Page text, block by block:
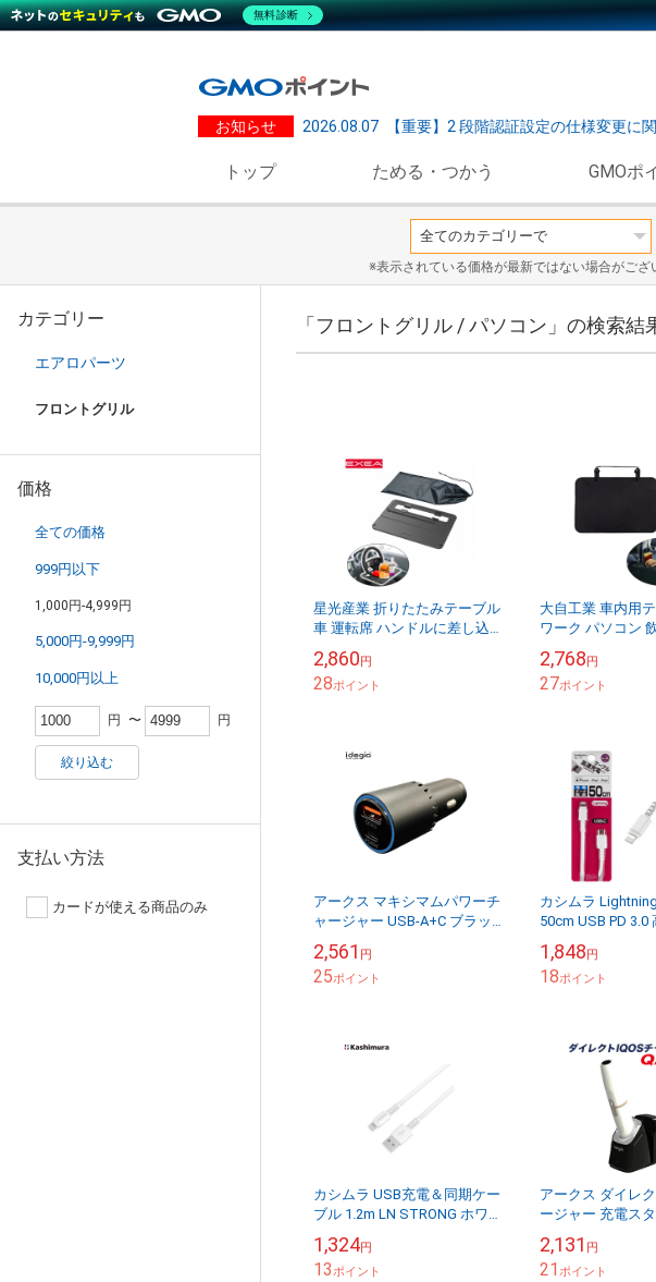
お知らせ 2026.08.07 【重要】2 段階認証設定の仕様変更に
トップ ためる・つかう GMOポ
※表示されている価格が最新ではない場合がご
カテゴリー
エアロパーツ
フロントグリル
価格
全ての価格
999円以下
1,000円-4,999円
5,000円-9,999円
10,000円以上
円 〜 円
絞り込む
支払い方法
カードが使える商品のみ
「フロントグリル / パソコン」の検索結
星光産業 折りたたみテーブル
車 運転席 ハンドルに差し込む
利 収納袋付 EB-208
2,860円
28ポイント
大自工業 車内用
ワーク パソコン
荷重5kg 車内 運転
L-1...
2,768円
27ポイント
アークス マキシマムパワーチ
ャージャー USB-A+C ブラッ
適 DC12/24V タブレット ス...
2,561 円
25ポイント
カシムラ
50cm USB PD 3.0
1,848円
18ポイント
カシムラ USB充電＆同期ケー
ブル 1.2m LN STRONG ホワイ
iPhon...
1,324円
13ポイント
アークス ダイレ
ージャー 充電スタ
LED付 QA-23
2,131 円
21ポイント
無料診断